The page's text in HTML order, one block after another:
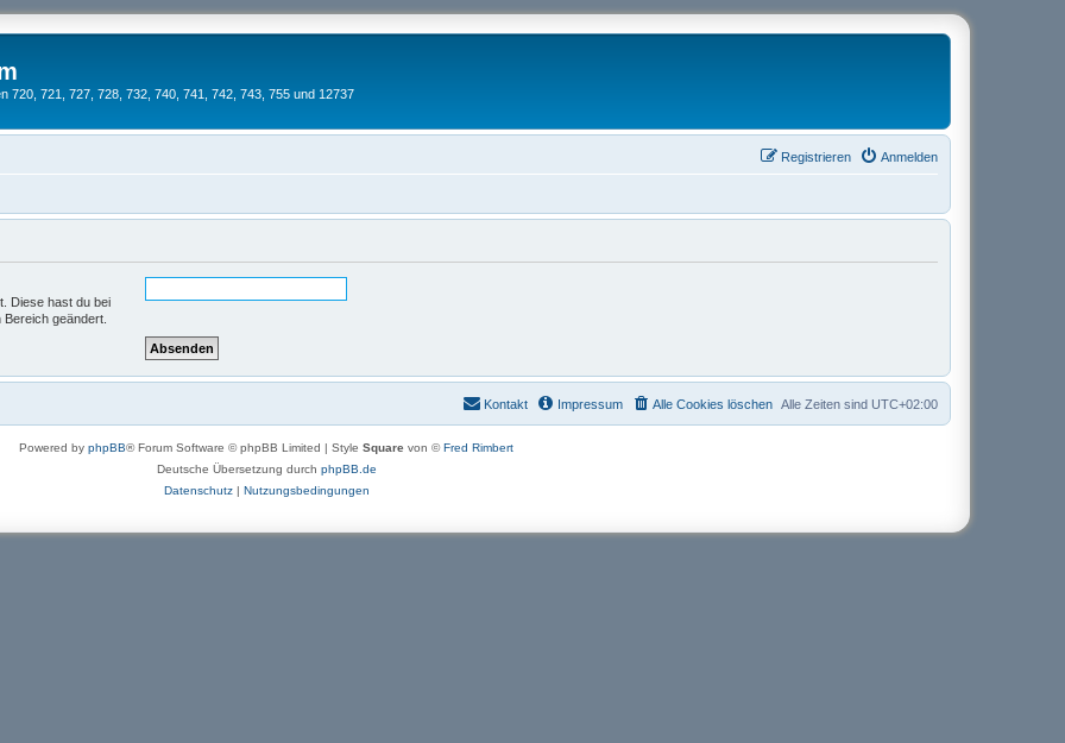
720, 721, 727, 728, 732, 740, 741, 742, 743, 755 und 12737
Anmelden
Registrieren
Diese hast du bei
geändert.
Alle Zeiten sind UTC+02:00
Alle Cookies löschen
Impressum
Kontakt
Powered by phpBB® Forum Software © phpBB Limited | Style Square von ©Fred Rimbert
Deutsche Übersetzung durch phpBB.de
Datenschutz| Nutzungsbedingungen